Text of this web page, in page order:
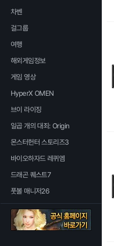
차벤
걸그룹
여행
해외게임정보
게임 영상
HyperX OMEN
브이 라이징
일곱 개의 대죄: Origin
몬스터헌터 스토리즈3
바이오하자드 레퀴엠
드래곤 퀘스트7
풋볼 매니저26